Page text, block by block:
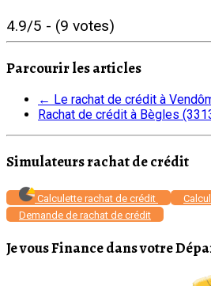
4.9/5 - (9 votes)
Parcourir les articles
← Le rachat de crédit à
Rachat de crédit à Bègles
Simulateurs rachat de crédit
Calculette rachat de crédit
Demande de rachat de crédit
Je vous Finance dans votre